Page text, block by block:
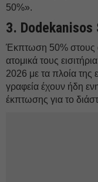
50%».
3.⁠ ⁠Dodekanisos
Έκπτωση 50% στους
ατομικά τους
2026 με τα πλοία της
γραφεία έχουν ήδη
έκπτωσης για το